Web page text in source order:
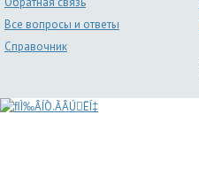
Все вопросы и ответы
Справочник